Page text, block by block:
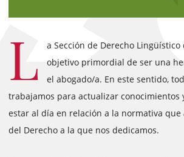
L
a Sección de Derecho Lingüístico
objetivo primordial de ser una
el abogado/a. En este sentido,
trabajamos para actualizar conocimientos
estar al día en relación a la normativa que
del Derecho a la que nos dedicamos.